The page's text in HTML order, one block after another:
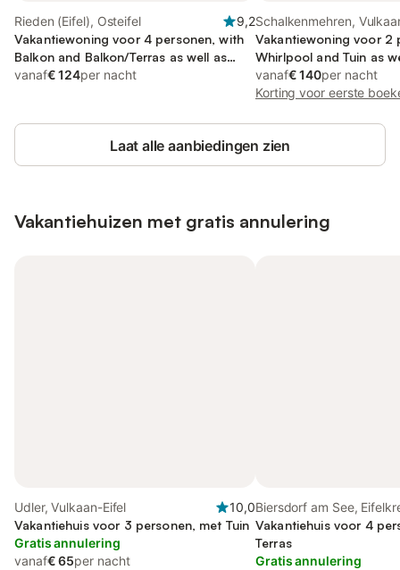
Rieden (Eifel), Osteifel
9,2
Vakantiewoning voor 4 personen, with
Balkon and Balkon/Terras as well as
Terras and Tuin
vanaf€ 124per nacht
Schalkenmehren,
Vakantiewoning voor 2
Whirlpool and Tuin as
Uitzicht op het meer
vanaf€ 140per nacht
Korting voor eerste
Laat alle aanbiedingen zien
Vakantiehuizen met gratis annulering
Udler, Vulkaan-Eifel
10,0
Vakantiehuis voor 3 personen, met Tuin
Gratis annulering
vanaf€ 65per nacht
Biersdorf am See,
Bitburg-Prüm
Vakantiehuis voor 4
Terras
Gratis annulering